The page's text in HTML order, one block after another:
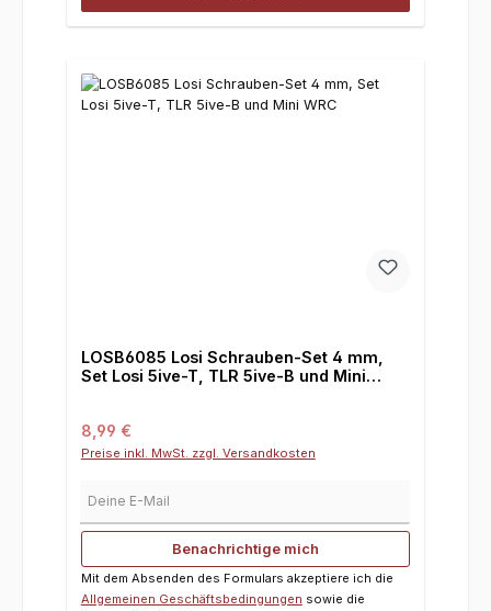
LOSB6085 Losi Schrauben-Set 4 mm,
Set Losi 5ive-T, TLR 5ive-B und Mini
Regulärer Preis:
8,99 €
Preise inkl. MwSt. zzgl. Versandkosten
Benachrichtige mich
Mit dem Absenden des Formulars akzeptiere ich die
Allgemeinen Geschäftsbedingungen sowie die